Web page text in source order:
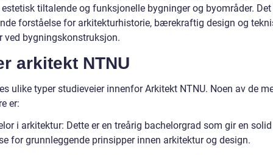
tiltalende og funksjonelle bygninger og byområder. Det
forståelse for arkitekturhistorie, bærekraftig design og
ved bygningskonstruksjon.
arkitekt NTNU
ulike typer studieveier innenfor Arkitekt NTNU. Noen av de
er:
i arkitektur: Dette er en treårig bachelorgrad som gir en solid
for grunnleggende prinsipper innen arkitektur og design.